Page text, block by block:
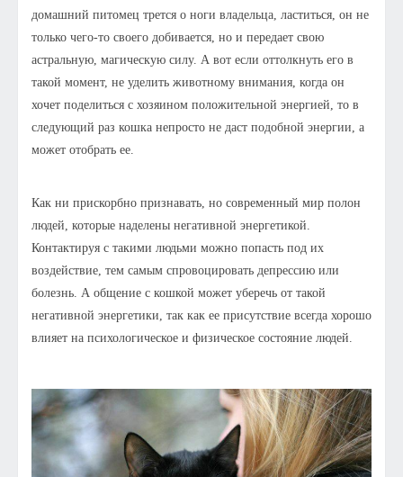
домашний питомец трется о ноги владельца, ластиться, он не
только чего-то своего добивается, но и передает свою
астральную, магическую силу. А вот если оттолкнуть его в
такой момент, не уделить животному внимания, когда он
хочет поделиться с хозяином положительной энергией, то в
следующий раз кошка непросто не даст подобной энергии, а
может отобрать ее.
Как ни прискорбно признавать, но современный мир полон
людей, которые наделены негативной энергетикой.
Контактируя с такими людьми можно попасть под их
воздействие, тем самым спровоцировать депрессию или
болезнь. А общение с кошкой может уберечь от такой
негативной энергетики, так как ее присутствие всегда хорошо
влияет на психологическое и физическое состояние людей.